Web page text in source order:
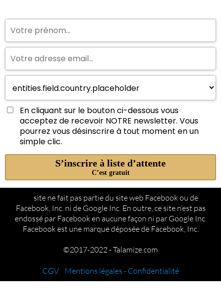
En cliquant sur le bouton ci-dessous vous
acceptez de recevoir NOTRE newsletter. Vous
pourrez vous désinscrire à tout moment en un
simple clic.
S’inscrire à liste d’attente
C’est gratuit
site ne fait pas partie du site web Facebook ou de
Facebook, Inc. ni de Google Inc. En outre, ce site n’est pas
endossé par Facebook en aucune façon ni par Google Inc.
Facebook est une marque déposée de Facebook, Inc.
©2017-2022 - Talamize.com
CGV- Mentions légales - Confidentialité